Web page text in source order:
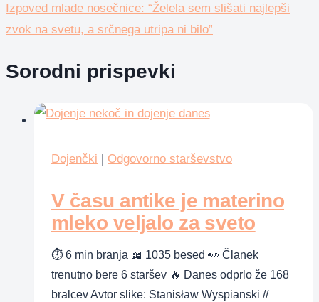
Izpoved mlade nosečnice: “Želela sem slišati najlepši
zvok na svetu, a srčnega utripa ni bilo”
Sorodni prispevki
Dojenčki Odgovorno starševstvo
V času antike je materino
mleko veljalo za sveto
⏱ 6 min branja 📖 1035 besed 👀 Članek
trenutno bere 6 staršev 🔥 Danes odprlo že 168
bralcev Avtor slike: Stanisław Wyspianski //